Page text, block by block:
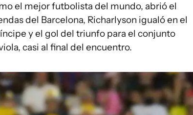
el mejor futbolista del mundo, abrió el
del Barcelona, Richarlyson igualó en el
y el gol del triunfo para el conjunto
casi al final del encuentro.